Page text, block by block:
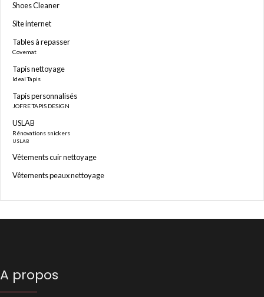
Shoes Cleaner
Site internet
Tables à repasser
Covemat
Tapis nettoyage
Ideal Tapis
Tapis personnalisés
JOFRE TAPIS DESIGN
USLAB
Rénovations snickers
USLAB
Vêtements cuir nettoyage
Vêtements peaux nettoyage
A propos